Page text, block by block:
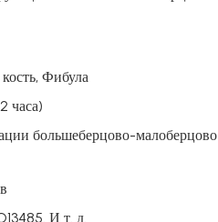
Фибула
часа)
большеберцово-малоберцово
И т. д.